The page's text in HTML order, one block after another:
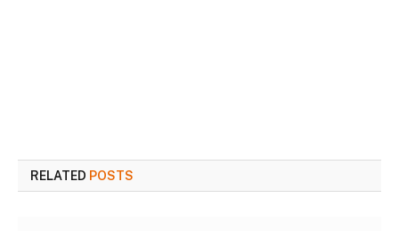
RELATED POSTS